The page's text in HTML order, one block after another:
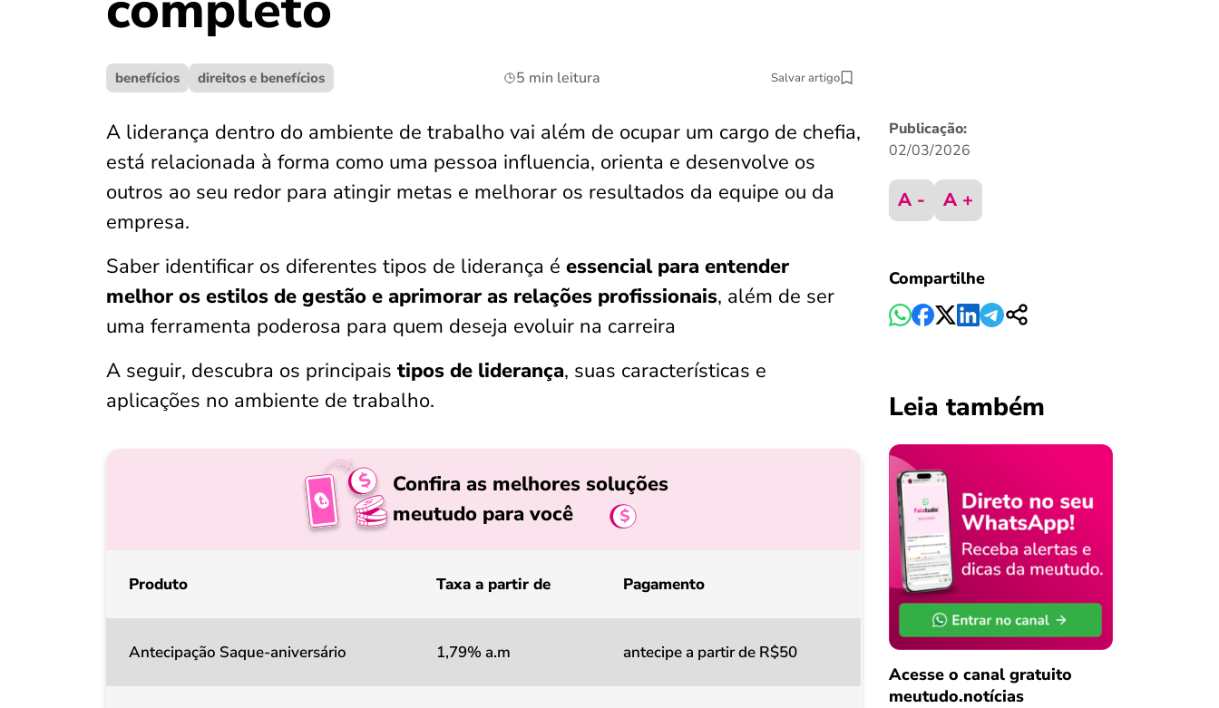
benefícios direitos e benefícios 5 min leitura Salvar artigo
A liderança dentro do ambiente de trabalho vai além de ocupar um cargo de chefia,
está relacionada à forma como uma pessoa influencia, orienta e desenvolve os
outros ao seu redor para atingir metas e melhorar os resultados da equipe ou da
empresa.
Saber identificar os diferentes tipos de liderança é essencial para entender
melhor os estilos de gestão e aprimorar as relações profissionais, além de ser
uma ferramenta poderosa para quem deseja evoluir na carreira
A seguir, descubra os principais tipos de liderança, suas características e
aplicações no ambiente de trabalho.
Confira as melhores soluções
meutudo para você
Produto Taxa a partir de Pagamento
Antecipação Saque-aniversário 1,79% a.m antecipe a partir de R$50
Publicação:
02/03/2026
A - A +
Compartilhe
Leia também
Acesse o canal gratuito
meutudo.notícias